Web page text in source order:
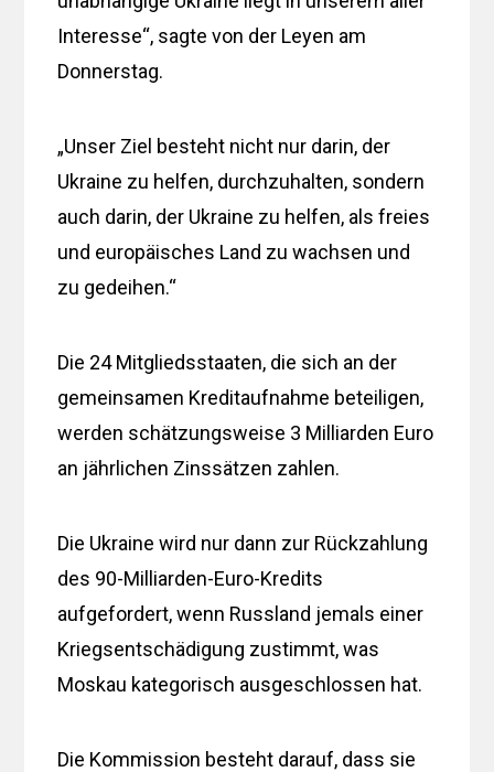
Interesse“, sagte von der Leyen am
Donnerstag.
„Unser Ziel besteht nicht nur darin, der
Ukraine zu helfen, durchzuhalten, sondern
auch darin, der Ukraine zu helfen, als freies
und europäisches Land zu wachsen und
zu gedeihen.“
Die 24 Mitgliedsstaaten, die sich an der
gemeinsamen Kreditaufnahme beteiligen,
werden schätzungsweise 3 Milliarden Euro
an jährlichen Zinssätzen zahlen.
Die Ukraine wird nur dann zur Rückzahlung
des 90-Milliarden-Euro-Kredits
aufgefordert, wenn Russland jemals einer
Kriegsentschädigung zustimmt, was
Moskau kategorisch ausgeschlossen hat.
Die Kommission besteht darauf, dass sie